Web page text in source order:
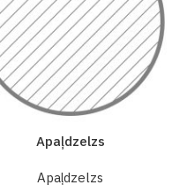
Apaļdzelzs
Apaļdzelzs